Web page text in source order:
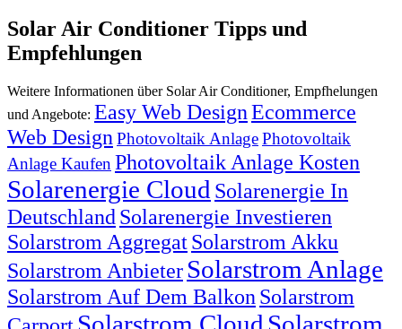
Solar Air Conditioner Tipps und
Empfehlungen
Weitere Informationen über Solar Air Conditioner, Empfhelungen
und Angebote: Easy Web DesignEcommerce
Web Design Photovoltaik AnlagePhotovoltaik
Anlage KaufenPhotovoltaik Anlage Kosten
Solarenergie Cloud Solarenergie In
Deutschland Solarenergie Investieren
Solarstrom AggregatSolarstrom Akku
Solarstrom Anbieter Solarstrom Anlage
Solarstrom Auf Dem Balkon Solarstrom